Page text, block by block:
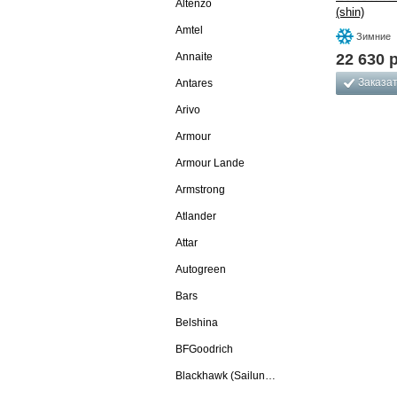
Altenzo
Amtel
Annaite
Antares
Arivo
Armour
Armour Lande
Armstrong
Atlander
Attar
Autogreen
Bars
Belshina
BFGoodrich
Blackhawk (Sailun Group Co., LTD)
(shin)
Зимние
22 630